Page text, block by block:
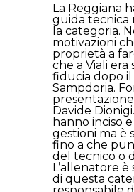
La Reggiana
guida tecnica
la categoria.
motivazioni
proprietà a
che a Viali
fiducia dopo
Sampdoria.
Davide
hanno inciso
gestioni ma è
fino a che
del tecnico o
L’allenatore
di questa